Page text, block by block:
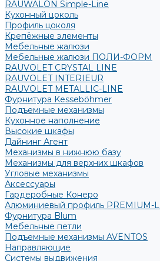
RAUWALON Simple-Line
Кухонный цоколь
Профиль цоколя
Крепёжные элементы
Мебельные жалюзи
Мебельные жалюзи ПОЛИ-ФОРМ
RAUVOLET CRYSTAL LINE
RAUVOLET INTERIEUR
RAUVOLET METALLIC-LINE
Фурнитура Kesseböhmer
Подъемные механизмы
Кухонное наполнение
Высокие шкафы
Дайнинг Агент
Механизмы в нижнюю базу
Механизмы для верхних шкафов
Угловые механизмы
Аксессуары
Гардеробные Конеро
Алюминиевый профиль PREMIUM-
Фурнитура Blum
Мебельные петли
Подъемные механизмы AVENTOS
Направляющие
Системы выдвижения